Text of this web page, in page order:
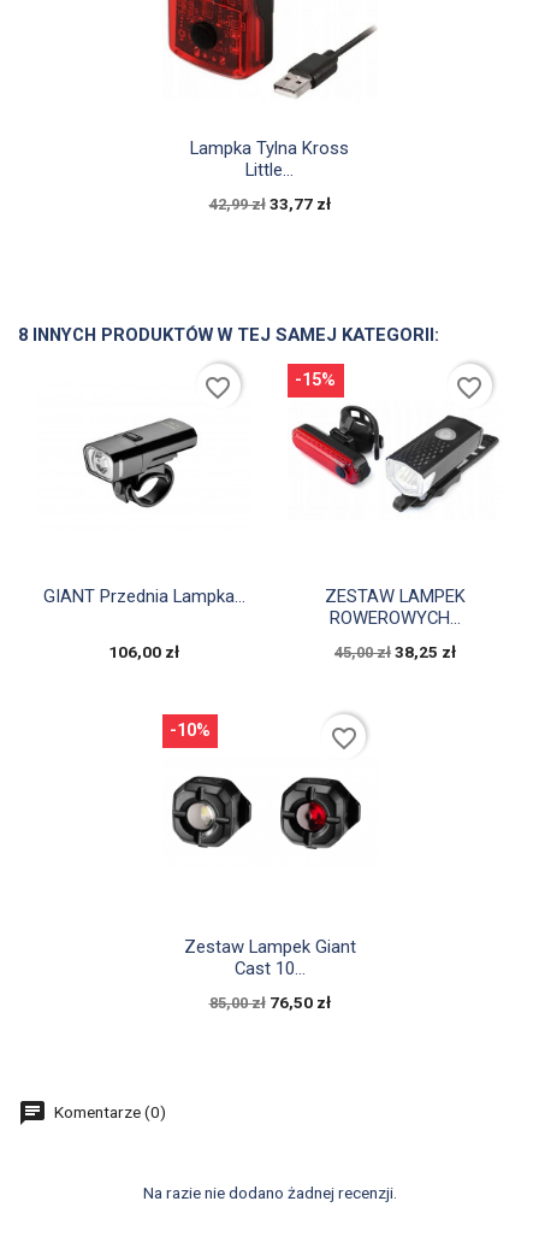
Szybki podgląd
Lampka Tylna Kross
Little...
42,99 zł 33,77 zł
8 INNYCH PRODUKTÓW W TEJ SAMEJ KATEGORII:
 Szybki podgląd
GIANT Przednia Lampka...
106,00 zł
favorite_border
Szybki podgląd
ZESTAW LAMPEK
ROWEROWYCH...
45,00 zł 38,25 zł
-15% favorite_border
Szybki podgląd
Zestaw Lampek Giant
Cast 10...
85,00 zł 76,50 zł
-10% favorite_border
Komentarze (0)
Na razie nie dodano żadnej recenzji.